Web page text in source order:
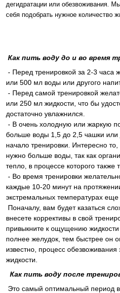
дегидратации или обезвоживания.
себя подобрать нужное количество
Как пить воду до и во время
- Перед тренировкой за 2-3 часа
или 500 мл воды или другого
- Перед самой тренировкой
или 250 мл жидкости, что бы
достаточно увлажнился.
- В очень холодную или жаркую
больше воды 1,5 до 2,5 чашки
начало тренировки. Интересно
нужно больше воды, так как
тепло, в процессе которого также
- Во время тренировки
каждые 10-20 минут на
экстремальных температурах еще
Поначалу, вам будет казаться
внесете коррективы в свой
привыкните к ощущению
полнее желудок, тем быстрее он
известно, процесс
жидкости.
Как пить воду после
Это самый оптимальный период